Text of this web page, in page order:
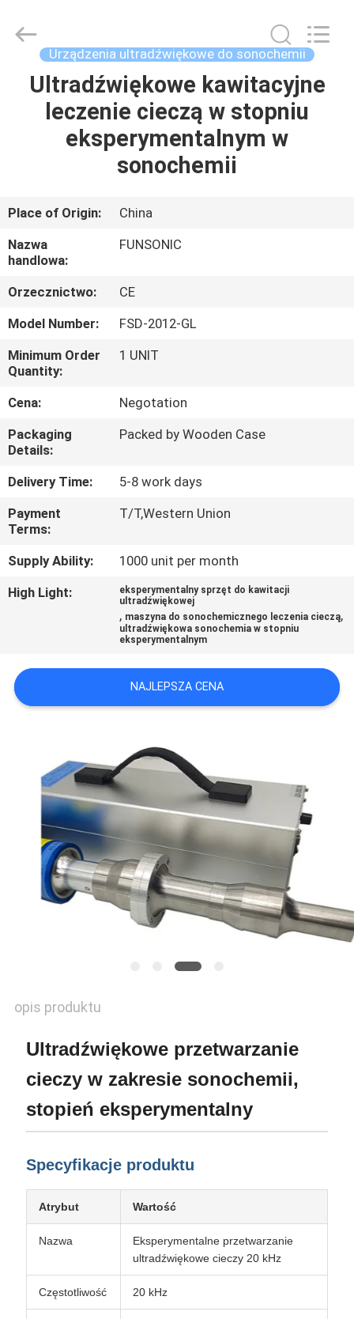
DOM
PRODUKTY
NAS
WYCIECZKA
PO
FABRYCE
KONTROLA
JAKOŚCI
SKONTAKTUJ
SIĘ
NAMI
NOWOŚCI
POPROŚ
O
SITEMAP
POLITYKA
PRYWATNOŚCI
Equipment
Co.,Ltd.
Reserved.
Urządzenia ultradźwiękowe do sonochemii
Ultradźwiękowe kawitacyjne
leczenie cieczą w stopniu
eksperymentalnym w
sonochemii
Place of Origin:
China
Nazwa
handlowa:
FUNSONIC
Orzecznictwo:
CE
Model Number:
FSD-2012-GL
Minimum Order
Quantity:
1 UNIT
Cena:
Negotation
Packaging
Details:
Packed by Wooden Case
Delivery Time:
5-8 work days
Payment
Terms:
T/T,Western Union
Supply Ability:
1000 unit per month
High Light:
eksperymentalny sprzęt do kawitacji
ultradźwiękowej
, maszyna do sonochemicznego leczenia cieczą,
ultradźwiękowa sonochemia w stopniu
eksperymentalnym
NAJLEPSZA CENA
opis produktu
Ultradźwiękowe przetwarzanie
cieczy w zakresie sonochemii,
stopień eksperymentalny
Specyfikacje produktu
Atrybut Wartość
Nazwa
Eksperymentalne przetwarzanie
ultradźwiękowe cieczy 20 kHz
Częstotliwość 20 kHz